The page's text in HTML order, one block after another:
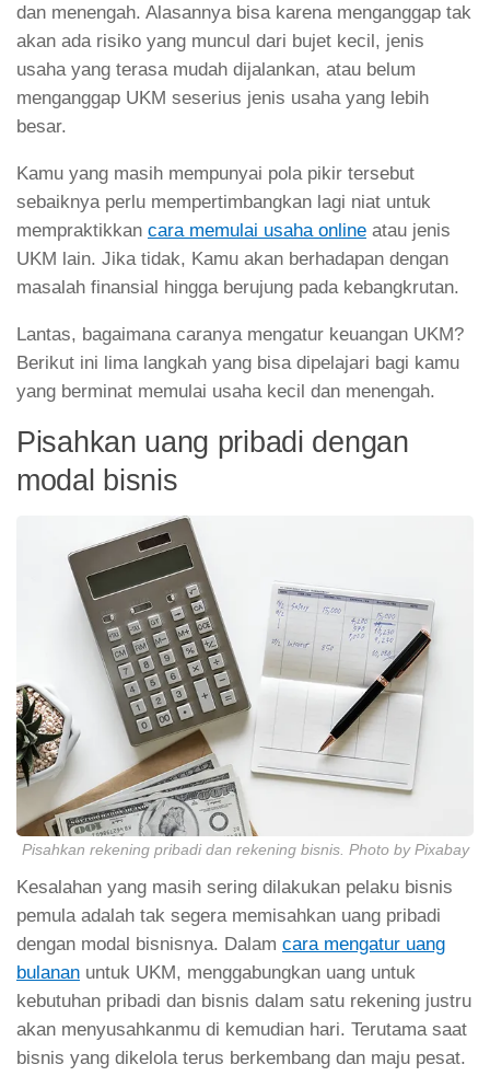
dan menengah. Alasannya bisa karena menganggap tak
akan ada risiko yang muncul dari bujet kecil, jenis
usaha yang terasa mudah dijalankan, atau belum
menganggap UKM seserius jenis usaha yang lebih
besar.
Kamu yang masih mempunyai pola pikir tersebut
sebaiknya perlu mempertimbangkan lagi niat untuk
mempraktikkan cara memulai usaha online atau jenis
UKM lain. Jika tidak, Kamu akan berhadapan dengan
masalah finansial hingga berujung pada kebangkrutan.
Lantas, bagaimana caranya mengatur keuangan UKM?
Berikut ini lima langkah yang bisa dipelajari bagi kamu
yang berminat memulai usaha kecil dan menengah.
Pisahkan uang pribadi dengan
modal bisnis
Pisahkan rekening pribadi dan rekening bisnis. Photo by Pixabay
Kesalahan yang masih sering dilakukan pelaku bisnis
pemula adalah tak segera memisahkan uang pribadi
dengan modal bisnisnya. Dalam cara mengatur uang
bulanan untuk UKM, menggabungkan uang untuk
kebutuhan pribadi dan bisnis dalam satu rekening justru
akan menyusahkanmu di kemudian hari. Terutama saat
bisnis yang dikelola terus berkembang dan maju pesat.